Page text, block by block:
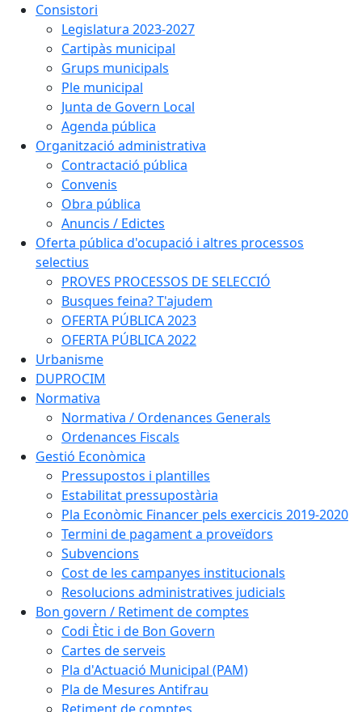
Consistori
Legislatura 2023-2027
Cartipàs municipal
Grups municipals
Ple municipal
Junta de Govern Local
Agenda pública
Organització administrativa
Contractació pública
Convenis
Obra pública
Anuncis / Edictes
Oferta pública d'ocupació i altres processos
selectius
PROVES PROCESSOS DE SELECCIÓ
Busques feina? T'ajudem
OFERTA PÚBLICA 2023
OFERTA PÚBLICA 2022
Urbanisme
DUPROCIM
Normativa
Normativa / Ordenances Generals
Ordenances Fiscals
Gestió Econòmica
Pressupostos i plantilles
Estabilitat pressupostària
Pla Econòmic Financer pels exercicis 2019-2020
Termini de pagament a proveïdors
Subvencions
Cost de les campanyes institucionals
Resolucions administratives judicials
Bon govern / Retiment de comptes
Codi Ètic i de Bon Govern
Cartes de serveis
Pla d'Actuació Municipal (PAM)
Pla de Mesures Antifrau